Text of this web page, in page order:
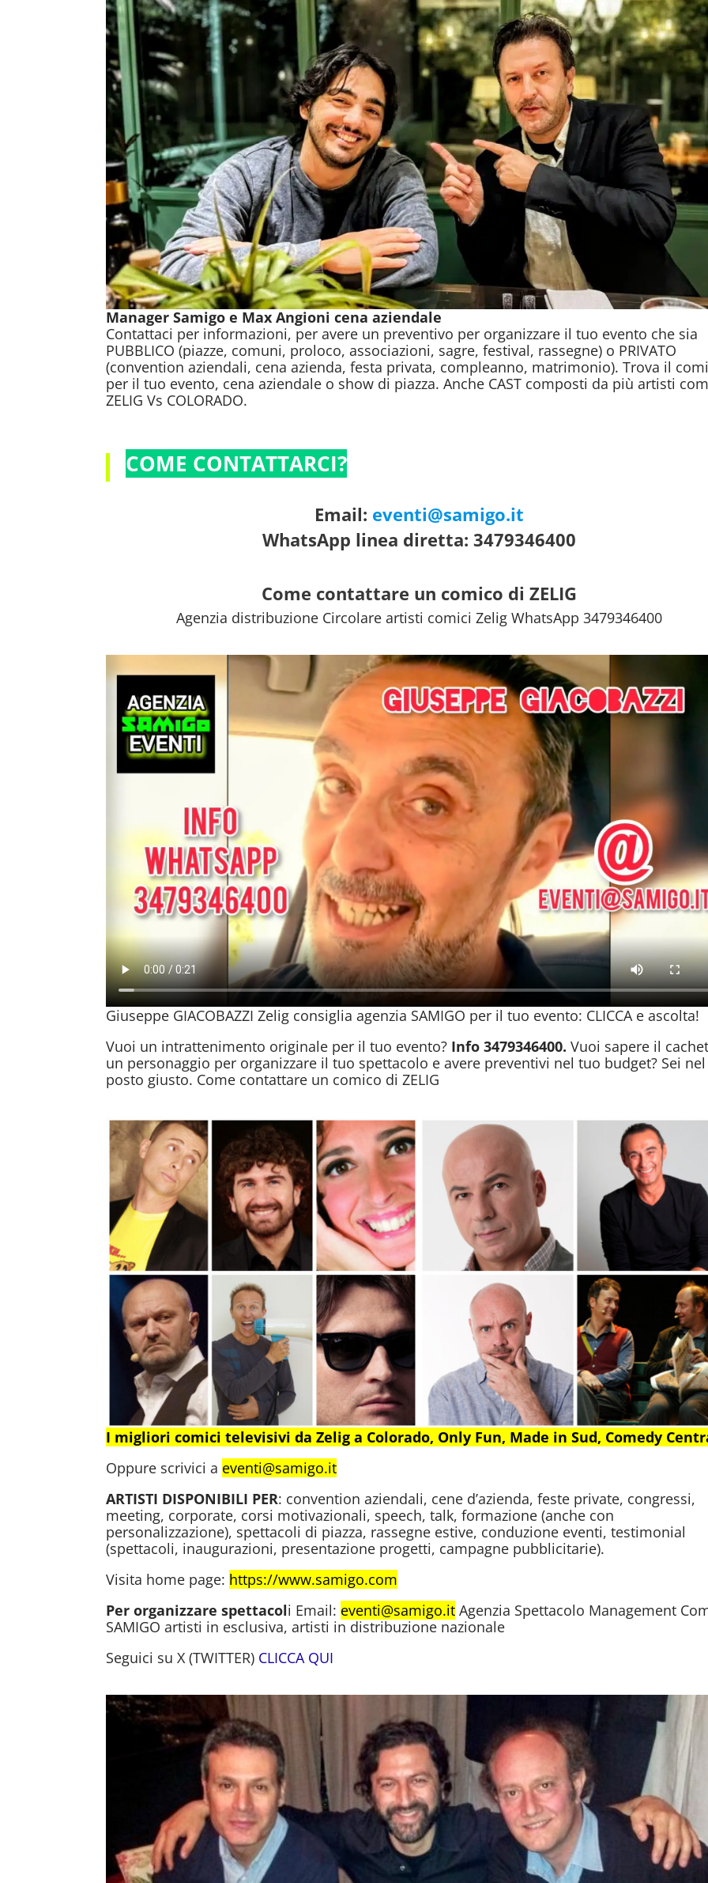
Manager Samigo e Max Angioni cena aziendale
Contattaci per informazioni, per avere un preventivo per organizzare il tuo evento che sia
PUBBLICO (piazze, comuni, proloco, associazioni, sagre, festival, rassegne) o PRIVATO
(convention aziendali, cena azienda, festa privata, compleanno, matrimonio). Trova il
per il tuo evento, cena aziendale o show di piazza. Anche CAST composti da più artisti
ZELIG Vs COLORADO.
COME CONTATTARCI?
Email: eventi@samigo.it
WhatsApp linea diretta: 3479346400
Come contattare un comico di ZELIG
Agenzia distribuzione Circolare artisti comici Zelig WhatsApp 3479346400
Giuseppe GIACOBAZZI Zelig consiglia agenzia SAMIGO per il tuo evento: CLICCA e ascolta!
Vuoi un intrattenimento originale per il tuo evento? Info 3479346400. Vuoi sapere il
un personaggio per organizzare il tuo spettacolo e avere preventivi nel tuo budget? Sei nel
posto giusto. Come contattare un comico di ZELIG
I migliori comici televisivi da Zelig a Colorado, Only Fun, Made in Sud, Comedy
Oppure scrivici a eventi@samigo.it
ARTISTI DISPONIBILI PER: convention aziendali, cene d’azienda, feste private, congressi,
meeting, corporate, corsi motivazionali, speech, talk, formazione (anche con
personalizzazione), spettacoli di piazza, rassegne estive, conduzione eventi, testimonial
(spettacoli, inaugurazioni, presentazione progetti, campagne pubblicitarie).
Visita home page: https://www.samigo.com
Per organizzare spettacoli Email: eventi@samigo.it Agenzia Spettacolo Management
SAMIGO artisti in esclusiva, artisti in distribuzione nazionale
Seguici su X (TWITTER) CLICCA QUI